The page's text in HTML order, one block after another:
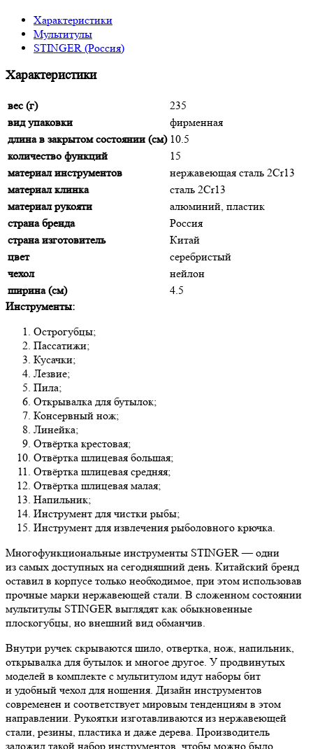
Характеристики
Мультитулы
STINGER (Россия)
Характеристики
вес (г)
235
вид упаковки
фирменная
длина в закрытом состоянии (см) 10.5
количество функций
15
материал инструментов
нержавеющая сталь 2Cr13
материал клинка
сталь 2Cr13
материал рукояти
алюминий, пластик
страна бренда
Россия
страна изготовитель
Китай
цвет
серебристый
чехол
нейлон
ширина (см)
4.5
Инструменты:
Острогубцы;
Пассатижи;
Кусачки;
Лезвие;
Пила;
Открывалка для бутылок;
Консервный нож;
Линейка;
Отвёртка крестовая;
Отвёртка шлицевая большая;
Отвёртка шлицевая средняя;
Отвёртка шлицевая малая;
Напильник;
Инструмент для чистки рыбы;
Инструмент для извлечения рыболовного крючка.
Многофункциональные инструменты STINGER — одни
из самых доступных на сегодняшний день. Китайский бренд
оставил в корпусе только необходимое, при этом использовав
прочные марки нержавеющей стали. В сложенном состоянии
мультитулы STINGER выглядят как обыкновенные
плоскогубцы, но внешний вид обманчив.
Внутри ручек скрываются шило, отвертка, нож, напильник,
открывалка для бутылок и многое другое. У продвинутых
моделей в комплекте с мультитулом идут наборы бит
и удобный чехол для ношения. Дизайн инструментов
современен и соответствует мировым тенденциям в этом
направлении. Рукоятки изготавливаются из нержавеющей
стали, резины, пластика и даже дерева. Производитель
заложил такой набор инструментов, чтобы можно было